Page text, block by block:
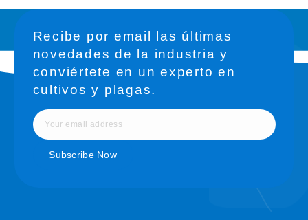
Recibe por email las últimas
novedades de la industria y
conviértete en un experto en
cultivos y plagas.